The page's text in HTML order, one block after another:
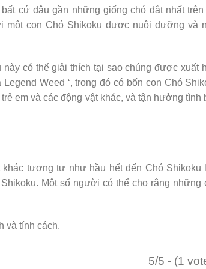
cứ đâu gần những giống chó đắt nhất trên
con Chó Shikoku được nuôi dưỡng và
có thể giải thích tại sao chúng được xuất
Weed ‘, trong đó có bốn con Chó
em và các động vật khác, và tận hưởng tình
khác tương tự như hầu hết đến Chó Shikoku
Một số người có thể cho rằng những
và tính cách.
5/5 - (1